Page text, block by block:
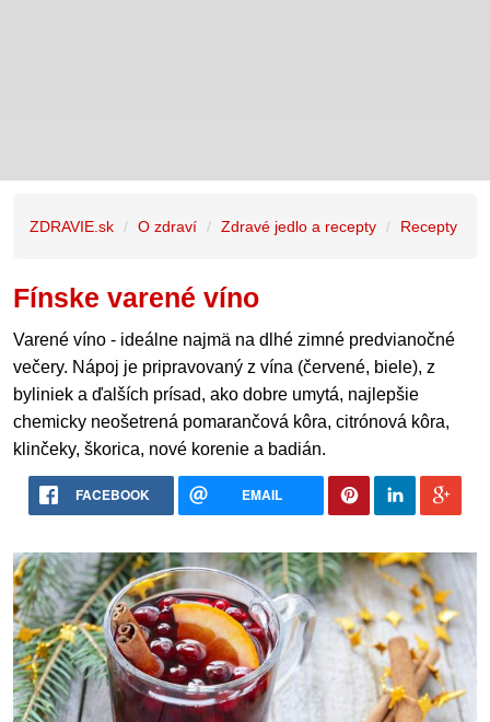
ZDRAVIE.sk O zdraví Zdravé jedlo a recepty Recepty
Fínske varené víno
Varené víno - ideálne najmä na dlhé zimné predvianočné
večery. Nápoj je pripravovaný z vína (červené, biele), z
byliniek a ďalších prísad, ako dobre umytá, najlepšie
chemicky neošetrená pomarančová kôra, citrónová kôra,
klinčeky, škorica, nové korenie a badián.
FACEBOOK EMAIL